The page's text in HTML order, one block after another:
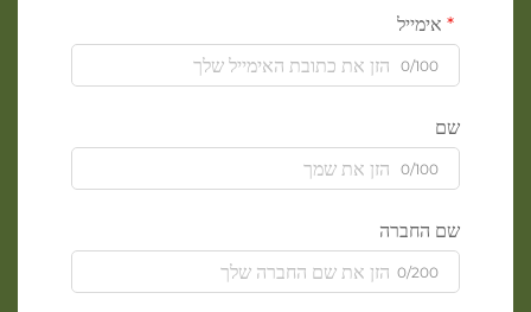
אימייל
0/100
שם
0/100
שם החברה
0/200